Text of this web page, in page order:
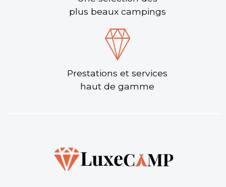
plus beaux campings
Prestations et services
haut de gamme